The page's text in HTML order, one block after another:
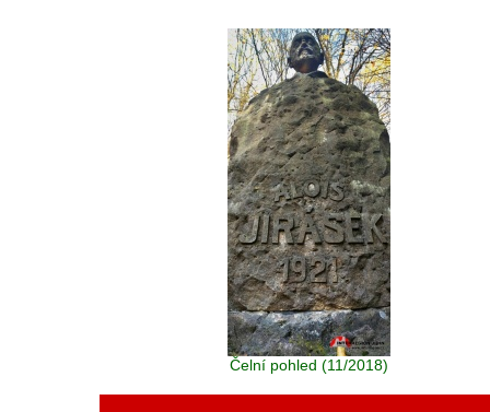
Čelní pohled (11/2018)